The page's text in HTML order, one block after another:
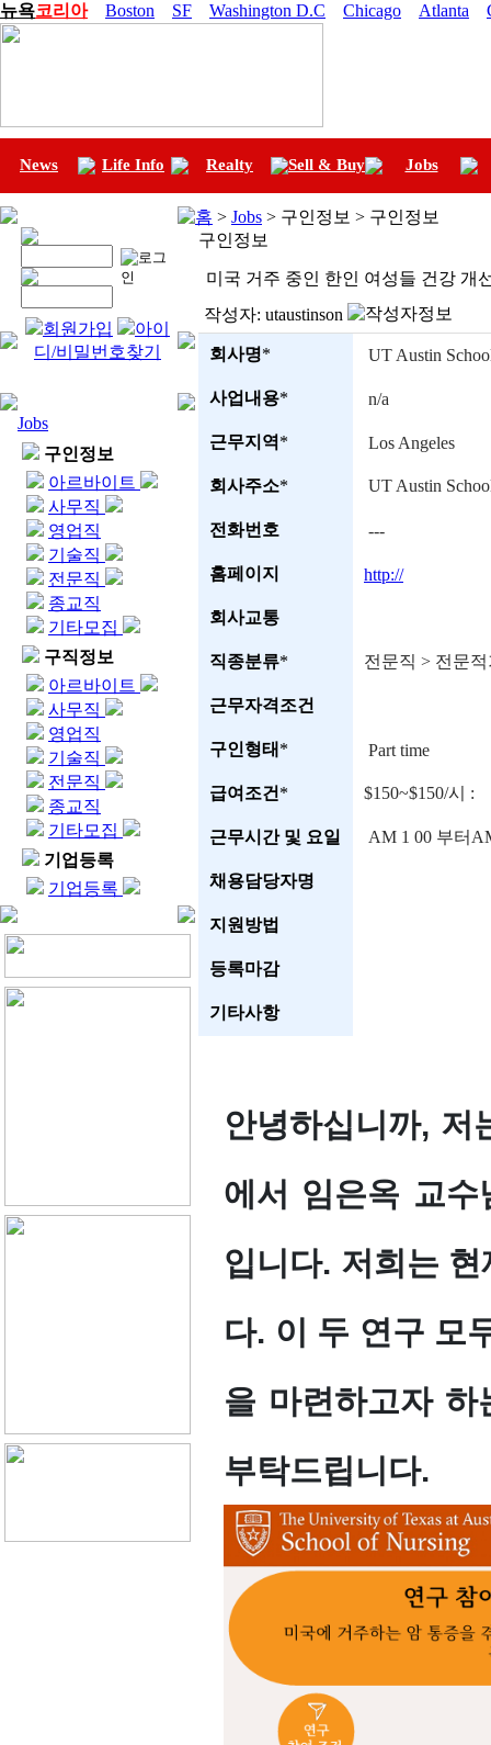
뉴욕코리아 Boston SF Washington D.C Chicago Atlanta
News Life Info Realty Sell & Buy Jobs
회원가입
아이
디/비밀번호찾기
Jobs
구인정보
아르바이트
사무직
영업직
기술직
전문직
종교직
기타모집
구직정보
아르바이트
사무직
영업직
기술직
전문직
종교직
기타모집
기업등록
기업등록
홈 > Jobs > 구인정보 > 구인정보
구인정보
미국 거주 중인 한인 여성들 건강 개
작성자: utaustinson
회사명* UT Austin
사업내용* n/a
근무지역* Los Angeles
회사주소* UT Austin
전화번호 ---
홈페이지 http://
회사교통
직종분류* 전문직 > 전문
근무자격조건
구인형태 * Part time
급여조건 * $150~$150/시 :
근무시간 및 요일 AM 1 00 부터
채용담당자명
지원방법
등록마감
기타사항
안녕하십니까,
에서 임은옥 교
입니다. 저희는
다. 이 두 연구 모
을 마련하고자
부탁드립니다.